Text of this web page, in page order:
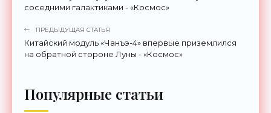
соседними галактиками - «Космос»
ПРЕДЫДУЩАЯ СТАТЬЯ
Китайский модуль «Чанъэ-4» впервые приземлился
на обратной стороне Луны - «Космос»
Популярные статьи